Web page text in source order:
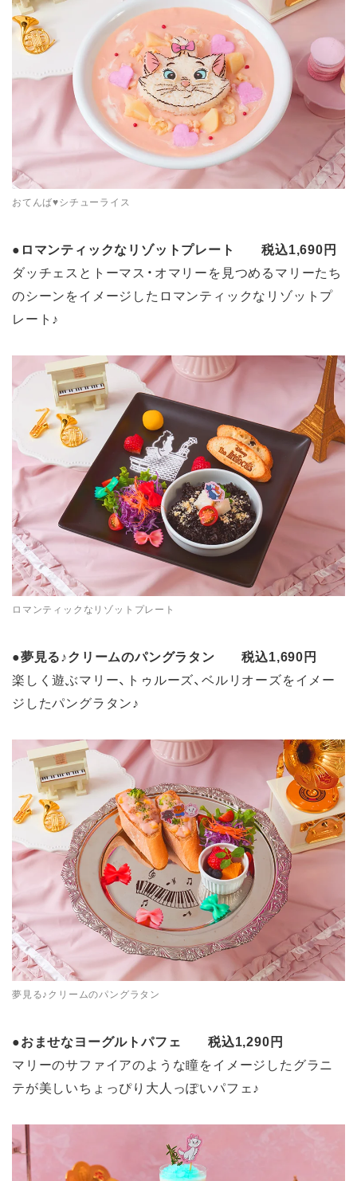
おてんば♥シチューライス
● ロマンティックなリゾットプレート 税込1,690円
ダッチェスとトーマス・オマリーを見つめるマリーたち
のシーンをイメージしたロマンティックなリゾットプ
レート♪
ロマンティックなリゾットプレート
●夢見る♪クリームのパングラタン 税込1,690円
楽しく遊ぶマリー、トゥルーズ、ベルリオーズをイメー
ジしたパングラタン♪
夢見る♪クリームのパングラタン
●おませなヨーグルトパフェ 税込1,290円
マリーのサファイアのような瞳をイメージしたグラニ
テが美しいちょっぴり大人っぽいパフェ♪